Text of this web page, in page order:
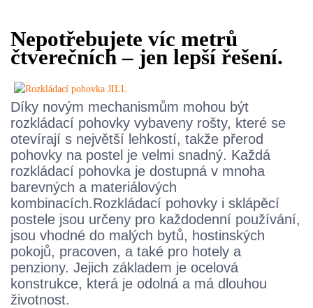
Nepotřebujete víc metrů
čtverečních – jen lepší řešení.
Díky novým mechanismům mohou být
rozkládací pohovky vybaveny rošty, které se
otevírají s největší lehkostí, takže přerod
pohovky na postel je velmi snadný. Každá
rozkládací pohovka je dostupná v mnoha
barevných a materiálových
kombinacích.Rozkládací pohovky i sklápěcí
postele jsou určeny pro každodenní používání,
jsou vhodné do malých bytů, hostinských
pokojů, pracoven, a také pro hotely a
penziony. Jejich základem je ocelová
konstrukce, která je odolná a má dlouhou
životnost.